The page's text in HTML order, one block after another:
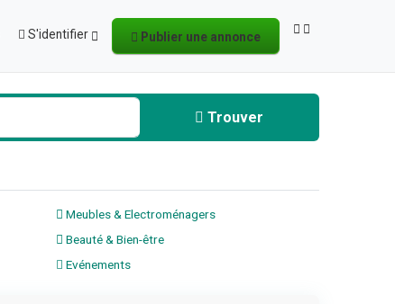
S'identifier Publier une annonce
Trouver
Meubles & Electroménagers
Beauté & Bien-être
Evénements